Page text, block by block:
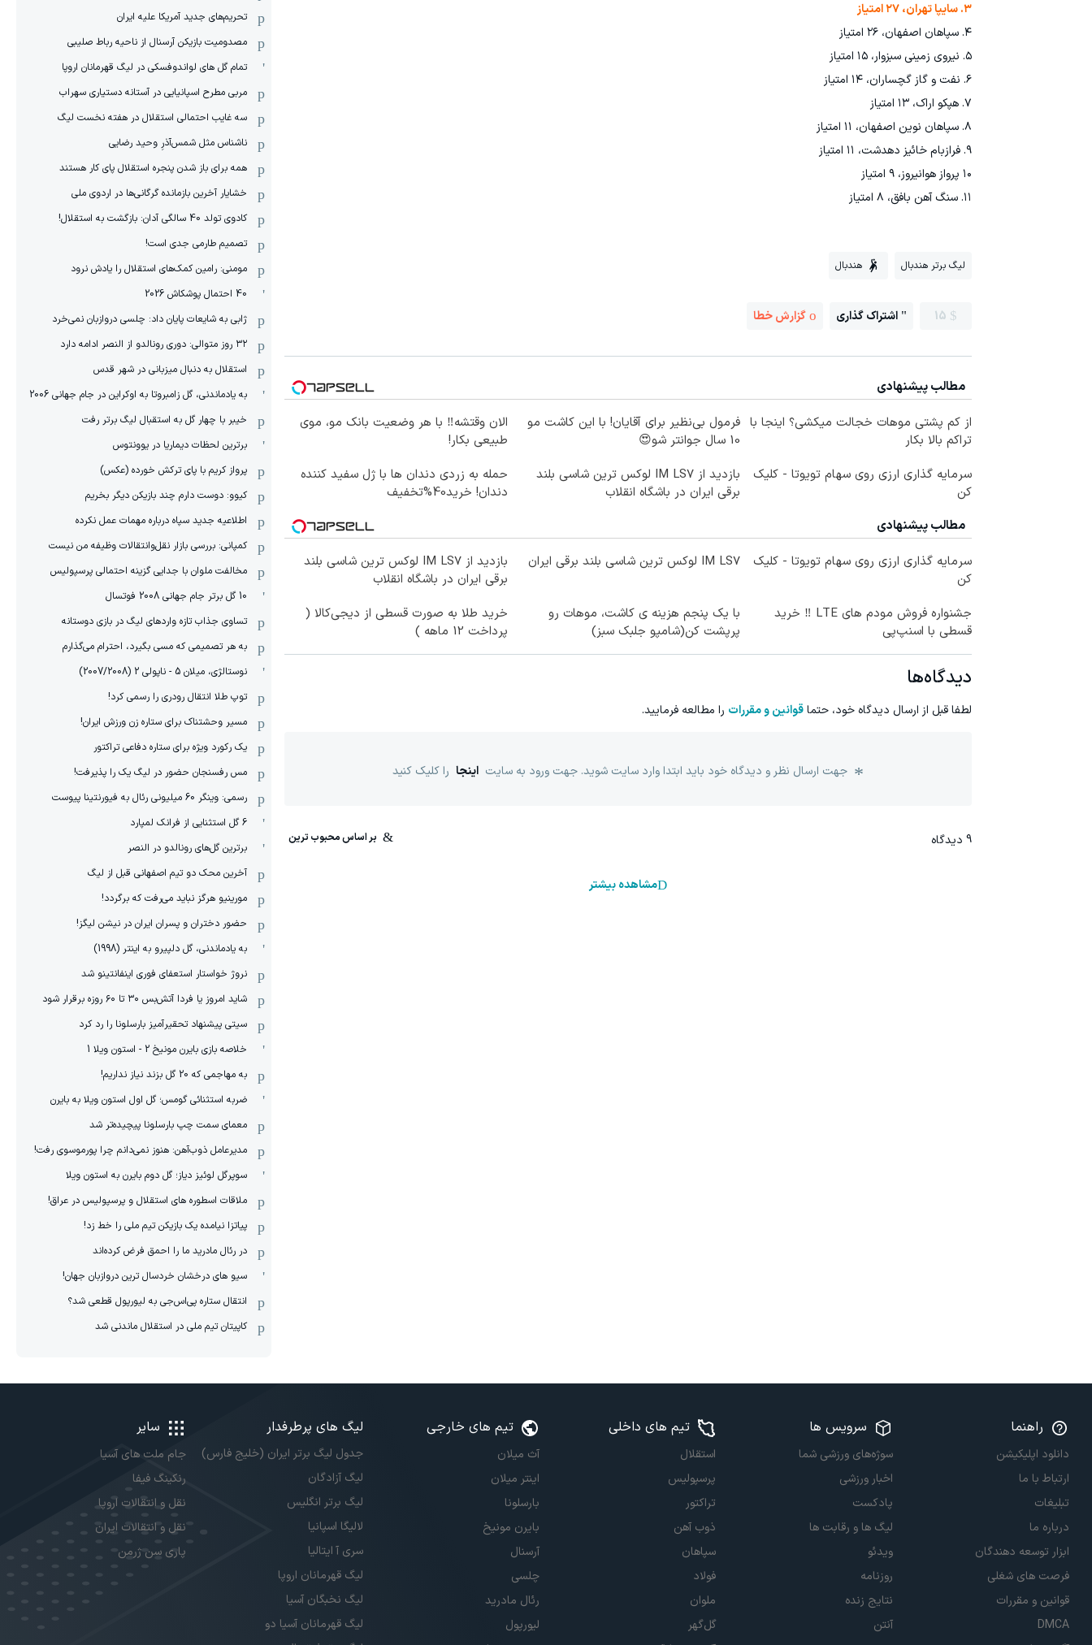
۳. سایپا تهران، ۲۷ امتیاز
۴. سپاهان اصفهان، ۲۶ امتیاز
۵. نیروی زمینی سبزوار، ۱۵ امتیاز
۶. نفت و گاز گچساران، ۱۴ امتیاز
۷. هپکو اراک، ۱۳ امتیاز
۸. سپاهان نوین اصفهان، ۱۱ امتیاز
۹. فرازبام خائیز دهدشت، ۱۱ امتیاز
۱۰ پرواز هوانیروز، ۹ امتیاز
۱۱. سنگ آهن بافق، ۸ امتیاز
لیگ برتر هندبال هندبال
15 اشتراک گذاری گزارش خطا
مطالب پیشنهادی
از کم پشتی موهات خجالت میکشی؟ اینجا با
تراکم بالا بکار
فرمول بی‌نظیر برای آقایان! با این کاشت مو
10 سال جوانتر شو😍
الان وقتشه‼️ با هر وضعیت بانک مو، موی
طبیعی بکار!
سرمایه گذاری ارزی روی سهام تویوتا - کلیک
کن
بازدید از IM LS7 لوکس ترین شاسی بلند
برقی ایران در باشگاه انقلاب
حمله به زردی دندان ها با ژل سفید کننده
دندان! خرید40%تخفیف
مطالب پیشنهادی
سرمایه گذاری ارزی روی سهام تویوتا - کلیک
کن
IM LS7 لوکس ترین شاسی بلند برقی ایران
بازدید از IM LS7 لوکس ترین شاسی بلند
برقی ایران در باشگاه انقلاب
جشنواره فروش مودم های LTE ‼️ خرید
قسطی با اسنپ‌پی
با یک پنجم هزینه ی کاشت، موهات رو
پرپشت کن(شامپو جلبک سبز)
خرید طلا به صورت قسطی از دیجی‌کالا (
پرداخت 12 ماهه )
دیدگاه‌ها
لطفا قبل از ارسال دیدگاه خود، حتماقوانین و مقررات را مطالعه فرمایید.
جهت ارسال نظر و دیدگاه خود باید ابتدا وارد سایت شوید. جهت ورود به سایت اینجا را کلیک کنید
9 دیدگاه
مشاهده بیشتر
تحریم‌های جدید آمریکا علیه ایران
مصدومیت بازیکن آرسنال از ناحیه رباط صلیبی
تمام گل های لواندوفسکی در لیگ قهرمانان اروپا
مربی مطرح اسپانیایی در آستانه دستیاری سهراب
سه غایب احتمالی استقلال در هفته نخست لیگ
ناشناس مثل شمس‌آذرِ وحید رضایی
همه برای باز شدن پنجره استقلال پای کار هستند
خشایار آخرین بازمانده گرگانی‌ها در اردوی ملی
کادوی تولد 40 سالگی آدان: بازگشت به استقلال!
تصمیم طارمی جدی است!
مومنی: رامین کمک‌های استقلال را یادش نرود
40 احتمال پوشکاش 2026
ژابی به شایعات پایان داد: چلسی دروازبان نمی‌خرد
۳۲ روز متوالی: دوری رونالدو از النصر ادامه دارد
استقلال به دنبال میزبانی در شهر قدس
به یادماندنی، گل زامبروتا به اوکراین در جام جهانی 2006
خیبر با چهار گل به استقبال لیگ برتر رفت
برترین لحظات دیماریا در یوونتوس
پرواز کریم با پای ترکش خورده (عکس)
کیوو: دوست دارم چند بازیکن دیگر بخریم
اطلاعیه جدید سپاه درباره مهمات عمل نکرده
کمپانی: بررسی بازار نقل‌وانتقالات وظیفه من نیست
مخالفت ملوان با جدایی گزینه احتمالی پرسپولیس
10 گل برتر جام جهانی 2008 فوتسال
تساوی جذاب تازه واردهای لیگ در بازی دوستانه
به هر تصمیمی که مسی بگیرد، احترام می‌گذارم
نوستالژی، میلان 5 - ناپولی 2 (2007/2008)
توپ طلا انتقال رودری را رسمی کرد!
مسیر وحشتناک برای ستاره زن ورزش ایران!
یک رکورد ویژه برای ستاره دفاعی تراکتور
مس رفسنجان حضور در لیگ یک را پذیرفت!
رسمی: وینگر 60 میلیونی رئال به فیورنتینا پیوست
6 گل استثنایی از فرانک لمپارد
برترین گل‌های رونالدو در النصر
آخرین محک دو تیم اصفهانی قبل از لیگ
مورینیو هرگز نباید می‌رفت که برگردد!
حضور دختران و پسران ایران در نیشن لیگز!
به یادماندنی، گل دلپیرو به اینتر (1998)
نروژ خواستار استعفای فوری اینفانتینو شد
شاید امروز یا فردا آتش‌بس ۳۰ تا ۶۰ روزه برقرار شود
سیتی پیشنهاد تحقیرآمیز بارسلونا را رد کرد
خلاصه بازی بایرن مونیخ 2 - استون ویلا 1
به مهاجمی که 20 گل بزند نیاز نداریم!
ضربه استثنائی گومس؛ گل اول استون ویلا به بایرن
معمای سمت چپ بارسلونا پیچیده‌تر شد
مدیرعامل ذوب‌آهن: هنوز نمی‌دانم چرا پورموسوی رفت!
سوپرگل لوئیز دیاز؛ گل دوم بایرن به استون ویلا
ملاقات اسطوره های استقلال و پرسپولیس در عراق!
پیاتزا نیامده یک بازیکن تیم ملی را خط زد!
در رئال مادرید ما را احمق فرض کرده‌اند
سیو های درخشان خردسال ترین دروازبان جهان!
انتقال ستاره پی‌اس‌جی به لیورپول قطعی شد؟
کاپیتان تیم ملی در استقلال ماندنی شد
راهنما
دانلود اپلیکیشن
ارتباط با ما
تبلیغات
درباره ما
ابزار توسعه دهندگان
فرصت های شغلی
قوانین و مقررات
DMCA
سرویس ها
سوژه‌های ورزشی شما
اخبار ورزشی
پادکست
لیگ ها و رقابت ها
ویدئو
روزنامه
نتایج زنده
آنتن
تیم های داخلی
استقلال
پرسپولیس
تراکتور
ذوب آهن
سپاهان
فولاد
ملوان
گل‌گهر
تیم های خارجی
آث میلان
اینتر میلان
بارسلونا
بایرن مونیخ
آرسنال
چلسی
رئال مادرید
لیورپول
لیگ های پرطرفدار
جدول لیگ برتر ایران (خلیج فارس)
لیگ آزادگان
لیگ برتر انگلیس
لالیگا اسپانیا
سری آ ایتالیا
لیگ قهرمانان اروپا
لیگ نخبگان آسیا
لیگ قهرمانان آسیا دو
سایر
جام ملت های آسیا
رنکینگ فیفا
نقل و انتقالات اروپا
نقل و انتقالات ایران
پاری سن ژرمن